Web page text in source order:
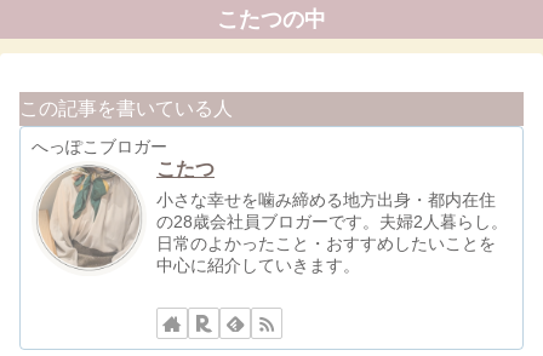
こたつの中
この記事を書いている人
へっぽこブロガー
こたつ
小さな幸せを噛み締める地方出身・都内在住
の28歳会社員ブロガーです。夫婦2人暮らし。
日常のよかったこと・おすすめしたいことを
中心に紹介していきます。